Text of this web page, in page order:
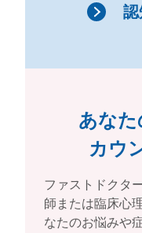
認
あなた
カウ
ファストドクタ
師または臨床心
なたのお悩みや